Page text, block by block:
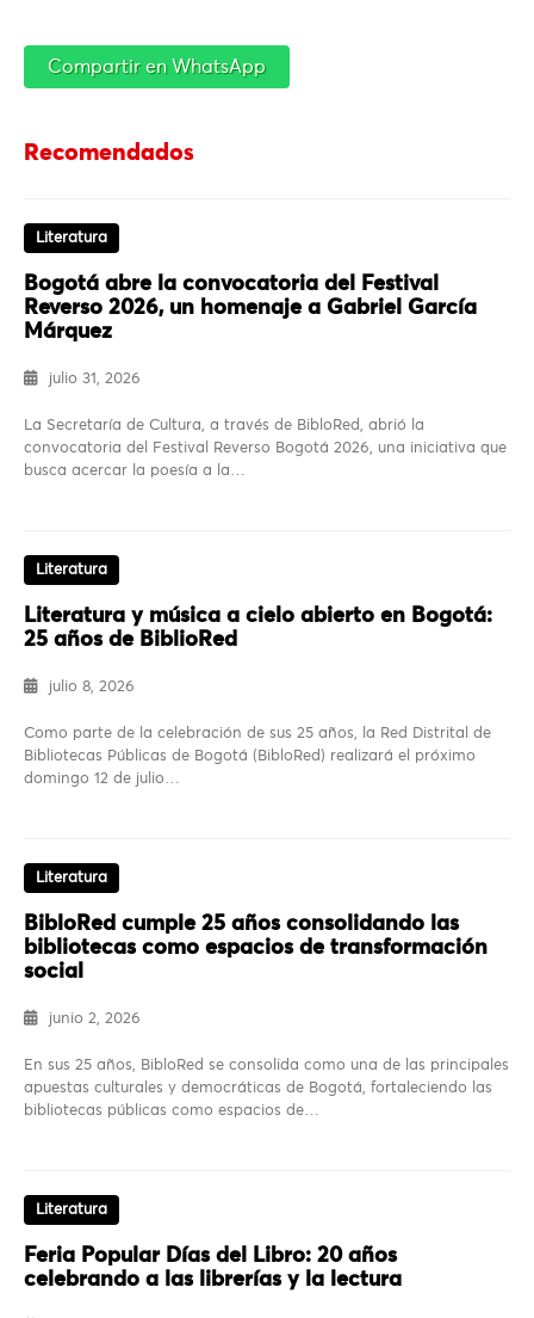
Compartir en WhatsApp
Recomendados
Literatura
Bogotá abre la convocatoria del Festival
Reverso 2026, un homenaje a Gabriel García
Márquez
julio 31, 2026
La Secretaría de Cultura, a través de BibloRed, abrió la
convocatoria del Festival Reverso Bogotá 2026, una iniciativa que
busca acercar la poesía a la…
Literatura
Literatura y música a cielo abierto en Bogotá:
25 años de BiblioRed
julio 8, 2026
Como parte de la celebración de sus 25 años, la Red Distrital de
Bibliotecas Públicas de Bogotá (BibloRed) realizará el próximo
domingo 12 de julio…
Literatura
BibloRed cumple 25 años consolidando las
bibliotecas como espacios de transformación
social
junio 2, 2026
En sus 25 años, BibloRed se consolida como una de las principales
apuestas culturales y democráticas de Bogotá, fortaleciendo las
bibliotecas públicas como espacios de…
Literatura
Feria Popular Días del Libro: 20 años
celebrando a las librerías y la lectura